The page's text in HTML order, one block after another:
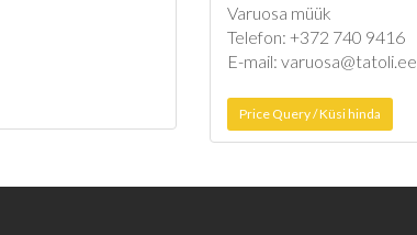
Varuosa müük
Telefon: +372 740 9416
E-mail: varuosa@tatoli.ee
Price Query / Küsi hinda